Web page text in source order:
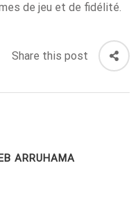
de jeu et de fidélité.
Share this post
ARRUHAMA